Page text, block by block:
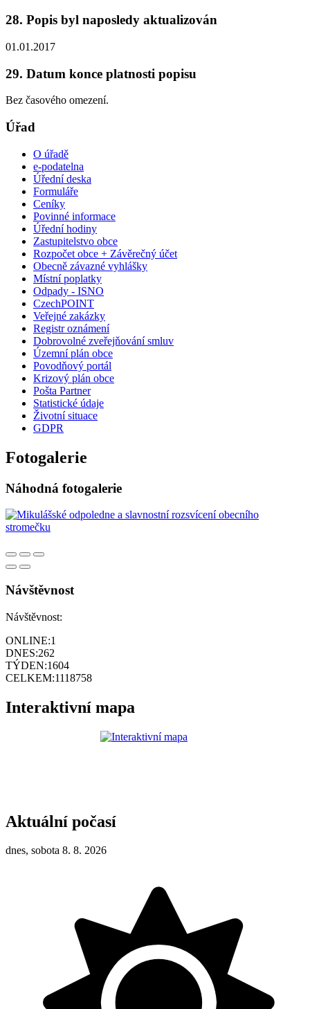
28. Popis byl naposledy aktualizován
01.01.2017
29. Datum konce platnosti popisu
Bez časového omezení.
Úřad
O úřadě
e-podatelna
Úřední deska
Formuláře
Ceníky
Povinné informace
Úřední hodiny
Zastupitelstvo obce
Rozpočet obce + Závěrečný účet
Obecně závazné vyhlášky
Místní poplatky
Odpady - ISNO
CzechPOINT
Veřejné zakázky
Registr oznámení
Dobrovolné zveřejňování smluv
Územní plán obce
Povodňový portál
Krizový plán obce
Pošta Partner
Statistické údaje
Životní situace
GDPR
Fotogalerie
Náhodná fotogalerie
Návštěvnost
Návštěvnost:
ONLINE:1
DNES:262
TÝDEN:1604
CELKEM:1118758
Interaktivní mapa
Aktuální počasí
dnes, sobota 8. 8. 2026